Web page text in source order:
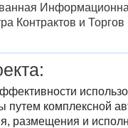
Контрактов и
путем комплексной
размещения и